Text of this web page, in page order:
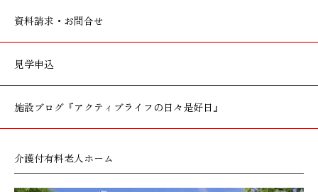
資料請求・お問合せ
見学申込
施設ブログ 『アクティブライフの日々是好日』
介護付有料老人ホーム